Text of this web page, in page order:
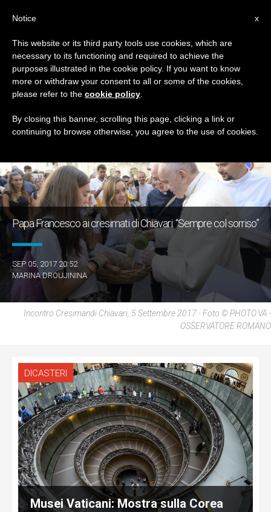
GIORNO
Settembre 5th, 2017
ULTIME NOTIZIE
Papa Francesco ai cresimati di Chiavari: “Sempre col sorriso”
SEP 05, 2017 20:52
MARINA DROUJININA
Incontro Cresimandi Chiavari, 5 Settembre 2017 - Foto © PHOTO.VA -
OSSERVATORE ROMANO
DICASTERI
Musei Vaticani: Mostra sulla Corea
x
Notice
This website or its third party tools use cookies, which are
necessary to its functioning and required to achieve the
purposes illustrated in the cookie policy. If you want to know
more or withdraw your consent to all or some of the cookies,
please refer to the cookie policy
By closing this banner, scrolling this page, clicking a link or
continuing to browse otherwise, you agree to the use of cookies.